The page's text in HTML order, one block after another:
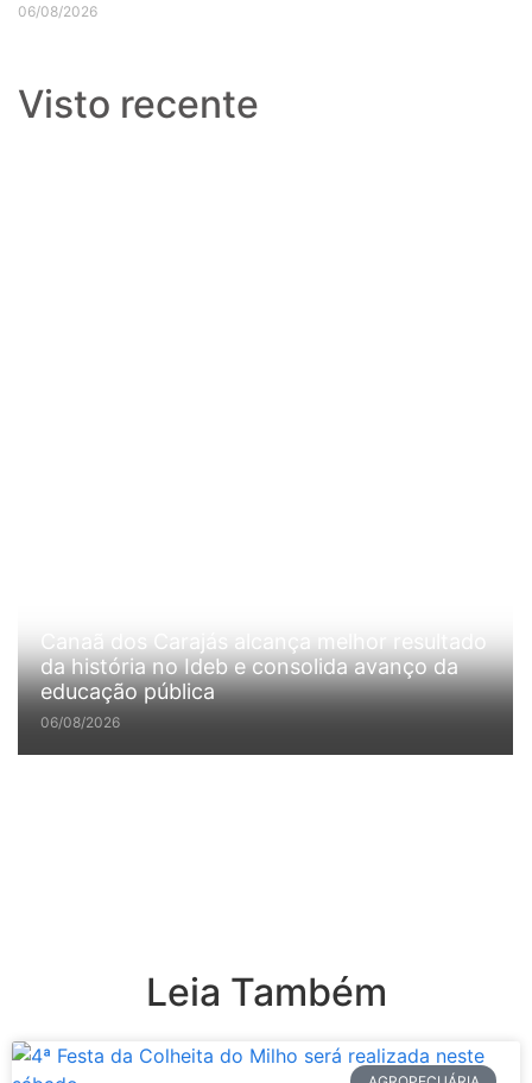
06/08/2026
Visto recente
Canaã dos Carajás alcança melhor resultado
da história no Ideb e consolida avanço da
educação pública
06/08/2026
Leia Também